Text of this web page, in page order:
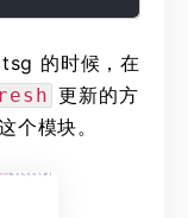
的时候，在
更新的方
个模块。